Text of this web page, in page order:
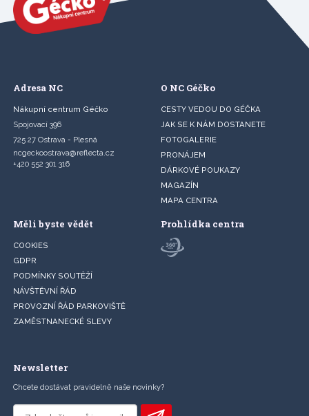
Adresa NC
Nákupní centrum Géčko
Spojovací 396
725 27 Ostrava - Plesná
ncgeckoostrava@reflecta.cz
+420 552 301 316
O NC Géčko
CESTY VEDOU DO GÉČKA
JAK SE K NÁM DOSTANETE
FOTOGALERIE
PRONÁJEM
DÁRKOVÉ POUKAZY
MAGAZÍN
MAPA CENTRA
Měli byste vědět
COOKIES
GDPR
PODMÍNKY SOUTĚŽÍ
NÁVŠTĚVNÍ ŘÁD
PROVOZNÍ ŘÁD PARKOVIŠTĚ
ZAMĚSTNANECKÉ SLEVY
Prohlídka centra
Newsletter
Chcete dostávat pravidelně naše novinky?